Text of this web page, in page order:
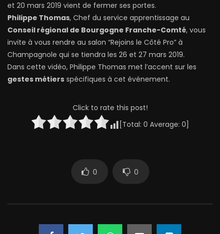
et 20 mars 2019 vient de fermer ses portes.
Philippe Thomas, Chef du service apprentissage au
Conseil régional de Bourgogne Franche-Comté, vous
invite à vous rendre au salon “Rejoins le Côté Pro” à
Champagnole qui se tiendra les 26 et 27 mars 2019.
Dans cette vidéo, Philippe Thomas met l’accent sur les
gestes métiers spécifiques à cet événement.
Click to rate this post!
[Total: 0 Average: 0]
0 0